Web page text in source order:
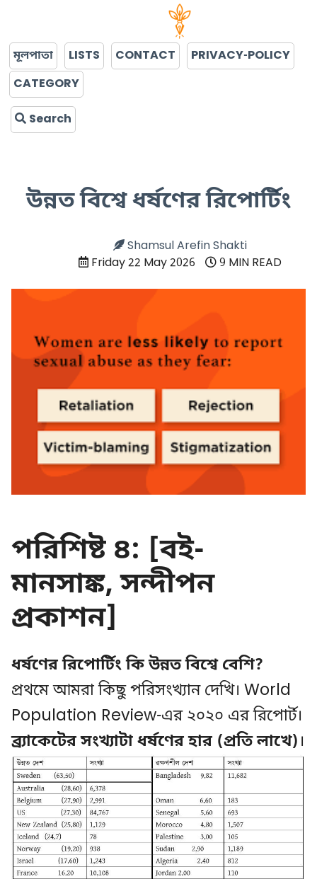
মূলপাতা LISTS CONTACT
PRIVACY-POLICY
CATEGORY
Search
উন্নত বিশ্বে ধর্ষণের রিপোর্টিং
Shamsul Arefin Shakti
Friday 22 May 2026
9 MIN READ
পরিশিষ্ট ৪: [বই-
মানসাঙ্ক, সন্দীপন
প্রকাশন]
ধর্ষণের রিপোর্টিং কি উন্নত বিশ্বে বেশি?
প্রথমে আমরা কিছু পরিসংখ্যান দেখি। World
Population Review-এর ২০২০ এর রিপোর্ট।
ব্র্যাকেটের সংখ্যাটা ধর্ষণের হার (প্রতি লাখে) ।